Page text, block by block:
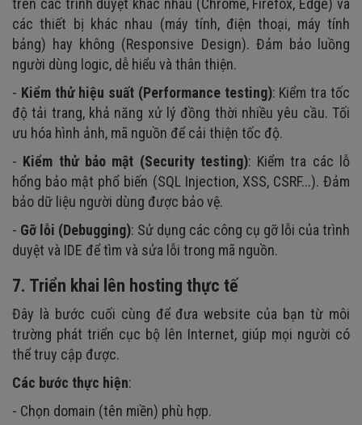
trên các trình duyệt khác nhau (Chrome, Firefox, Edge) và
các thiết bị khác nhau (máy tính, điện thoại, máy tính
bảng) hay không (Responsive Design). Đảm bảo luồng
người dùng logic, dễ hiểu và thân thiện.
- Kiểm thử hiệu suất (Performance testing): Kiểm tra tốc
độ tải trang, khả năng xử lý đồng thời nhiều yêu cầu. Tối
ưu hóa hình ảnh, mã nguồn để cải thiện tốc độ.
- Kiểm thử bảo mật (Security testing): Kiểm tra các lỗ
hổng bảo mật phổ biến (SQL Injection, XSS, CSRF...). Đảm
bảo dữ liệu người dùng được bảo vệ.
- Gỡ lỗi (Debugging): Sử dụng các công cụ gỡ lỗi của trình
duyệt và IDE để tìm và sửa lỗi trong mã nguồn.
7. Triển khai lên hosting thực tế
Đây là bước cuối cùng để đưa website của bạn từ môi
trường phát triển cục bộ lên Internet, giúp mọi người có
thể truy cập được.
Các bước thực hiện:
- Chọn domain (tên miền) phù hợp.